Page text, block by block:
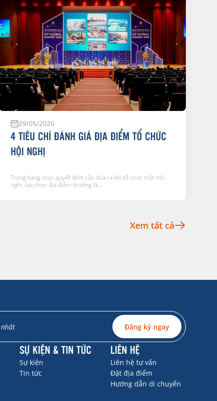
29/05/2026
4 TIÊU CHÍ ĐÁNH GIÁ ĐỊA ĐIỂM TỔ CHỨC
HỘI NGHỊ
Trong hàng chục quyết định cần đưa ra khi tổ chức một hội
nghị, lựa chọn địa điểm thường là...
Xem tất cả
Đăng ký ngay
SỰ KIỆN & TIN TỨC
Sự kiện
Tin tức
LIÊN HỆ
Liên hệ tư vấn
Đặt địa điểm
Hướng dẫn di chuyển